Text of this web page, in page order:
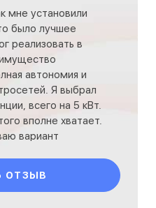
мне установили
было лучшее
реализовать в
автономия и
Я выбрал
всего на 5 кВт.
вполне хватает.
вариант
ОТЗЫВ